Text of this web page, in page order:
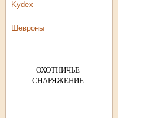
Kydex
Шевроны
ОХОТНИЧЬЕ
СНАРЯЖЕНИЕ